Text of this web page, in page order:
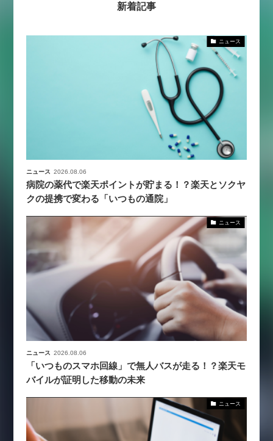
新着記事
ニュース
ニュース 2026.08.06
病院の薬代で楽天ポイントが貯まる！？楽天とソクヤ
クの提携で変わる「いつもの通院」
ニュース
ニュース 2026.08.06
「いつものスマホ回線」で無人バスが走る！？楽天モ
バイルが証明した移動の未来
ニュース